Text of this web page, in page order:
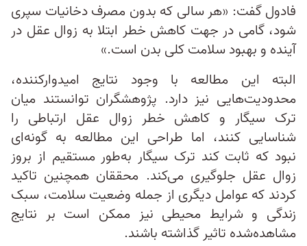
فادول گفت: «هر سالی که بدون مصرف دخانیات سپری
شود، گامی در جهت کاهش خطر ابتلا به زوال عقل در
آینده و بهبود سلامت کلی بدن است.»
البته این مطالعه با وجود نتایج امیدوارکننده،
محدودیت‌هایی نیز دارد. پژوهشگران توانستند میان
ترک سیگار و کاهش خطر زوال عقل ارتباطی را
شناسایی کنند، اما طراحی این مطالعه به گونه‌ای
نبود که ثابت کند ترک سیگار به‌طور مستقیم از بروز
زوال عقل جلوگیری می‌کند. محققان همچنین تاکید
کردند که عوامل دیگری از جمله وضعیت سلامت، سبک
زندگی و شرایط محیطی نیز ممکن است بر نتایج
مشاهده‌شده تاثیر گذاشته باشند.